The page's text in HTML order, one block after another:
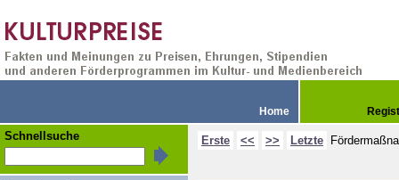
Home
Erste << >> Letzte
Schnellsuche